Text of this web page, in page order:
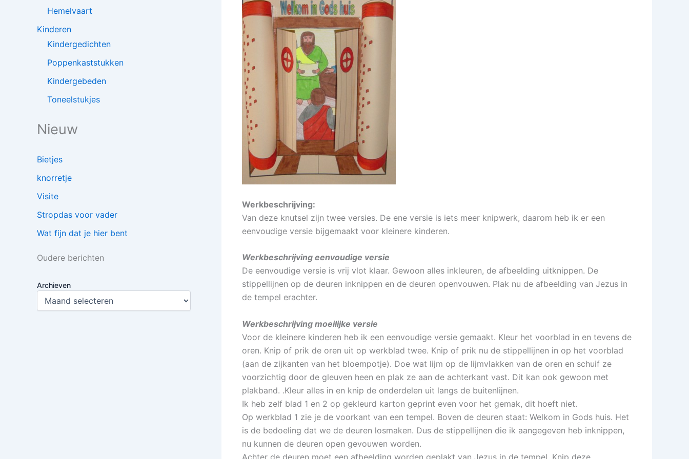
Hemelvaart
Kinderen
Kindergedichten
Poppenkaststukken
Kindergebeden
Toneelstukjes
Nieuw
Bietjes
knorretje
Visite
Stropdas voor vader
Wat fijn dat je hier bent
Oudere berichten
Archieven
Werkbeschrijving:
Van deze knutsel zijn twee versies. De ene versie is iets meer knipwerk, daarom heb ik er een
eenvoudige versie bijgemaakt voor kleinere kinderen.
Werkbeschrijving eenvoudige versie
De eenvoudige versie is vrij vlot klaar. Gewoon alles inkleuren, de afbeelding uitknippen. De
stippellijnen op de deuren inknippen en de deuren openvouwen. Plak nu de afbeelding van Jezus in
de tempel erachter.
Werkbeschrijving moeilijke versie
Voor de kleinere kinderen heb ik een eenvoudige versie gemaakt. Kleur het voorblad in en tevens de
oren. Knip of prik de oren uit op werkblad twee. Knip of prik nu de stippellijnen in op het voorblad
(aan de zijkanten van het bloempotje). Doe wat lijm op de lijmvlakken van de oren en schuif ze
voorzichtig door de gleuven heen en plak ze aan de achterkant vast. Dit kan ook gewoon met
plakband. .Kleur alles in en knip de onderdelen uit langs de buitenlijnen.
Ik heb zelf blad 1 en 2 op gekleurd karton geprint even voor het gemak, dit hoeft niet.
Op werkblad 1 zie je de voorkant van een tempel. Boven de deuren staat: Welkom in Gods huis. Het
is de bedoeling dat we de deuren losmaken. Dus de stippellijnen die ik aangegeven heb inknippen,
nu kunnen de deuren open gevouwen worden.
Achter de deuren moet een afbeelding worden geplakt van Jezus in de tempel. Knip deze